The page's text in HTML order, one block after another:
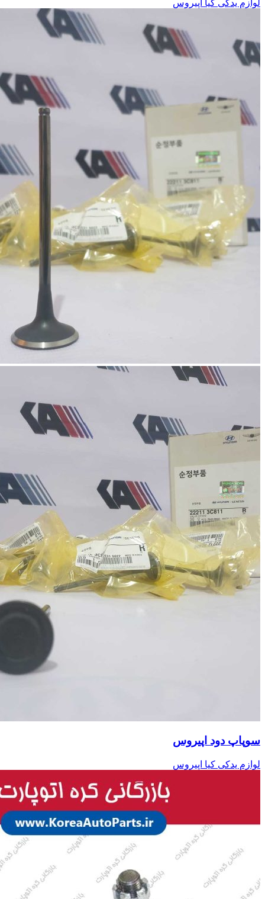
لوازم یدکی کیا اپیروس
سوپاپ دود اپیروس
لوازم یدکی کیا اپیروس